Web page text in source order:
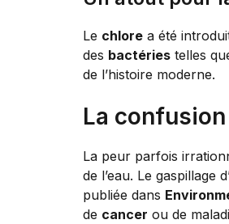
Le chlore a été
des bactéries telles
de l’histoire moderne.
La
La peur parfois
de l’eau. Le gaspillage
publiée dans
de cancer ou de